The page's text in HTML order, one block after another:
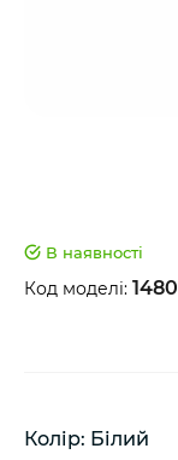
В наявності
Код моделі: 1480
Колір: Білий